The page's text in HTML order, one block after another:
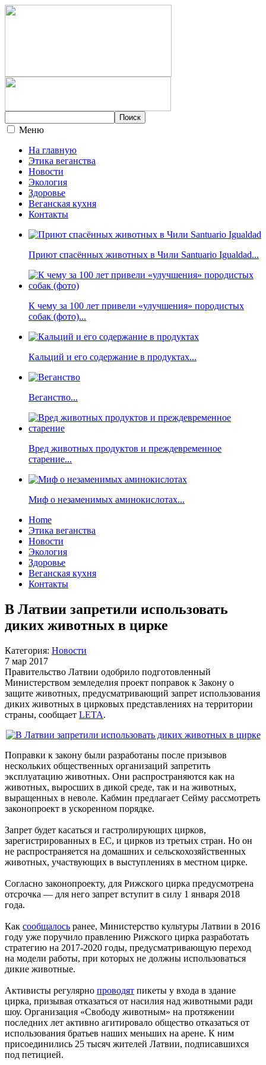
Меню
На главную
Этика веганства
Новости
Экология
Здоровье
Веганская кухня
Контакты
Приют спасённых животных в Чили Santuario Igualdad...
К чему за 100 лет привели «улучшения» породистых
собак (фото)...
Кальций и его содержание в продуктах...
Веганство...
Вред животных продуктов и преждевременное
старение...
Миф о незаменимых аминокислотах...
Home
Этика веганства
Новости
Экология
Здоровье
Веганская кухня
Контакты
В Латвии запретили использовать
диких животных в цирке
Категория: Новости
7 мар 2017
Правительство Латвии одобрило подготовленный
Министерством земледелия проект поправок к Закону о
защите животных, предусматривающий запрет использования
диких животных в цирковых представлениях на территории
страны, сообщает LETA.
Поправки к закону были разработаны после призывов
нескольких общественных организаций запретить
эксплуатацию животных. Они распространяются как на
животных, выросших в дикой среде, так и на животных,
выращенных в неволе. Кабмин предлагает Сейму рассмотреть
законопроект в ускоренном порядке.
Запрет будет касаться и гастролирующих цирков,
зарегистрированных в ЕС, и цирков из третьих стран. Но он
не распространяется на домашних и сельскохозяйственных
животных, участвующих в выступлениях в местном цирке.
Согласно законопроекту, для Рижского цирка предусмотрена
отсрочка — для него запрет вступит в силу 1 января 2018
года.
Как сообщалось ранее, Министерство культуры Латвии в 2016
году уже поручило правлению Рижского цирка разработать
стратегию на 2017-2020 годы, предусматривающую переход
на модели работы, при которых не должны использоваться
дикие животные.
Активисты регулярно проводят пикеты у входа в здание
цирка, призывая отказаться от насилия над животными ради
шоу. Организация «Свободу животным» на протяжении
последних лет активно агитировало общество отказаться от
использования братьев наших меньших на арене. К ним
присоединились 25 тысяч жителей Латвии, подписавшихся
под петицией.